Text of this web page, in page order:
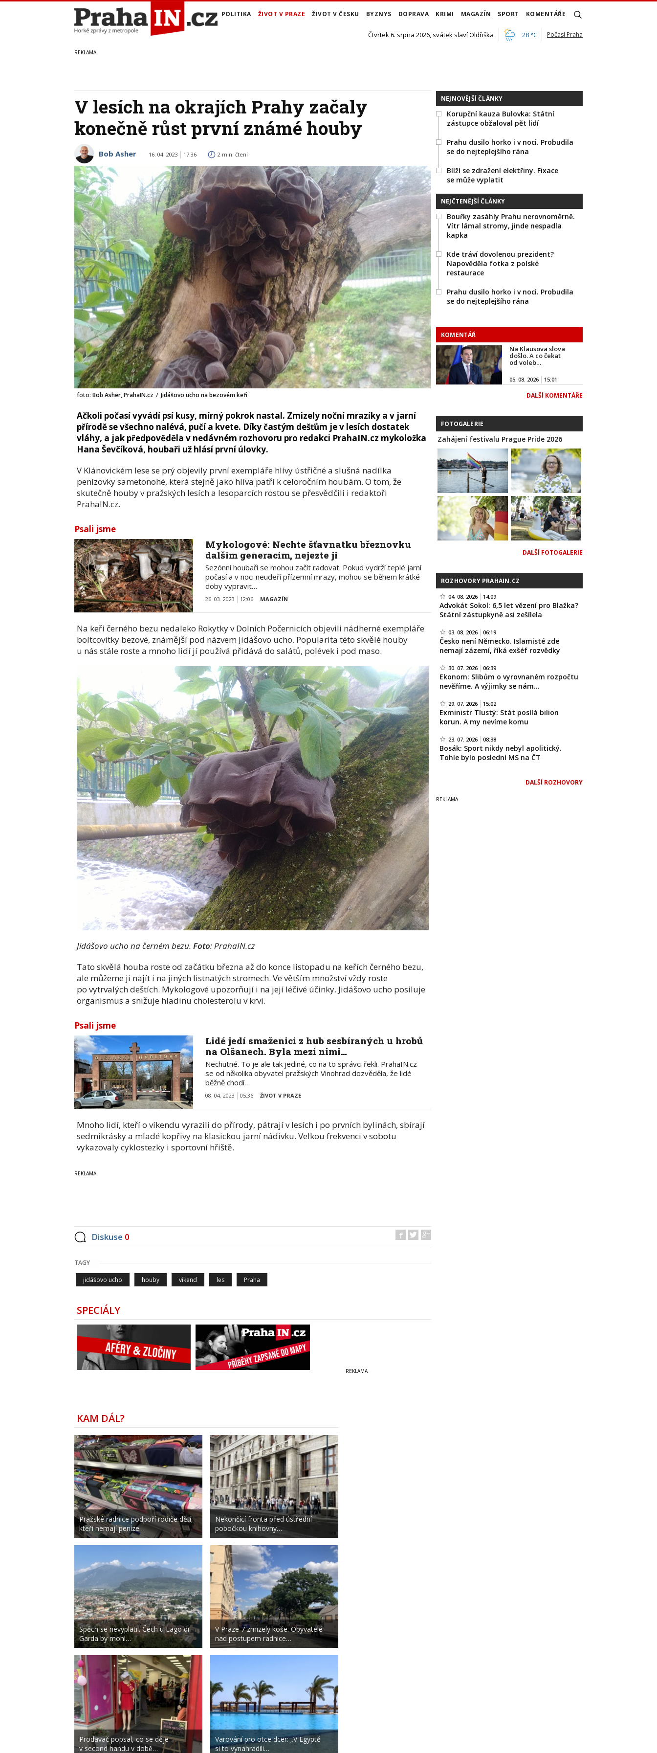
POLITIKA ŽIVOT V PRAZE ŽIVOT V ČESKU BYZNYS DOPRAVA KRIMI MAGAZÍN SPORT KOMENTÁŘE
Čtvrtek 6. srpna 2026, svátek slaví Oldřiška 28 °C Počasí Praha
V lesích na okrajích Prahy začaly
konečně růst první známé houby
Bob Asher 16. 04. 2023 17:36 2 min. čtení
foto: Bob Asher, PrahaIN.cz / Jidášovo ucho na bezovém keři
Ačkoli počasí vyvádí psí kusy, mírný pokrok nastal. Zmizely noční mrazíky a v jarní
přírodě se všechno nalévá, pučí a kvete. Díky častým dešťům je v lesích dostatek
vláhy, a jak předpověděla v nedávném rozhovoru pro redakci PrahaIN.cz mykoložka
Hana Ševčíková, houbaři už hlásí první úlovky.
V Klánovickém lese se prý objevily první exempláře hlívy ústřičné a slušná nadílka
penízovky sametonohé, která stejně jako hlíva patří k celoročním houbám. O tom, že
skutečně houby v pražských lesích a lesoparcích rostou se přesvědčili i redaktoři
PrahaIN.cz.
Psali jsme
Mykologové: Nechte šťavnatku březnovku
dalším generacím, nejezte ji
Sezónní houbaři se mohou začít radovat. Pokud vydrží teplé jarní
počasí a v noci neudeří přízemní mrazy, mohou se během krátké
doby vypravit…
26. 03. 2023 12:06 MAGAZÍN
Na keři černého bezu nedaleko Rokytky v Dolních Počernicích objevili nádherné exempláře
boltcovitky bezové, známější pod názvem Jidášovo ucho. Popularita této skvělé houby
u nás stále roste a mnoho lidí jí používá přidává do salátů, polévek i pod maso.
Jidášovo ucho na černém bezu. Foto: PrahaIN.cz
Tato skvělá houba roste od začátku března až do konce listopadu na keřích černého bezu,
ale můžeme ji najít i na jiných listnatých stromech. Ve větším množství vždy roste
po vytrvalých deštích. Mykologové upozorňují i na její léčivé účinky. Jidášovo ucho posiluje
organismus a snižuje hladinu cholesterolu v krvi.
Psali jsme
Lidé jedí smaženici z hub sesbíraných u hrobů
na Olšanech. Byla mezi nimi…
Nechutné. To je ale tak jediné, co na to správci řekli. PrahaIN.cz
se od několika obyvatel pražských Vinohrad dozvěděla, že lidé
běžně chodí…
08. 04. 2023 05:36 ŽIVOT V PRAZE
Mnoho lidí, kteří o víkendu vyrazili do přírody, pátrají v lesích i po prvních bylinách, sbírají
sedmikrásky a mladé kopřivy na klasickou jarní nádivku. Velkou frekvenci v sobotu
vykazovaly cyklostezky i sportovní hřiště.
Diskuse 0
TAGY
jidášovo ucho houby víkend les Praha
SPECIÁLY
NEJNOVĚJŠÍ ČLÁNKY
Korupční kauza Bulovka: Státní
zástupce obžaloval pět lidí
Prahu dusilo horko i v noci. Probudila
se do nejteplejšího rána
Blíží se zdražení elektřiny. Fixace
se může vyplatit
NEJČTENĚJŠÍ ČLÁNKY
Bouřky zasáhly Prahu nerovnoměrně.
Vítr lámal stromy, jinde nespadla
kapka
Kde tráví dovolenou prezident?
Napověděla fotka z polské
restaurace
Prahu dusilo horko i v noci. Probudila
se do nejteplejšího rána
KOMENTÁŘ
Na Klausova slova
došlo. A co čekat
od voleb…
05. 08. 2026 15:01
DALŠÍ KOMENTÁŘE
FOTOGALERIE
Zahájení festivalu Prague Pride 2026
DALŠÍ FOTOGALERIE
ROZHOVORY PRAHAIN.CZ
04. 08. 2026 14:09
Advokát Sokol: 6,5 let vězení pro Blažka?
Státní zástupkyně asi zešílela
03. 08. 2026 06:19
Česko není Německo. Islamisté zde
nemají zázemí, říká exšéf rozvědky
30. 07. 2026 06:39
Ekonom: Slibům o vyrovnaném rozpočtu
nevěříme. A výjimky se nám…
29. 07. 2026 15:02
Exministr Tlustý: Stát posílá bilion
korun. A my nevíme komu
23. 07. 2026 08:38
Bosák: Sport nikdy nebyl apolitický.
Tohle bylo poslední MS na ČT
DALŠÍ ROZHOVORY
KAM DÁL?
Pražské radnice podpoří rodiče dětí,
kteří nemají peníze…
Spěch se nevyplatil. Čech u Lago di
Garda by mohl…
Prodavač popsal, co se děje
v second handu v době…
Nekončící fronta před ústřední
pobočkou knihovny…
V Praze 7 zmizely koše. Obyvatelé
nad postupem radnice…
Varování pro otce dcer: „V Egyptě
si to vynahradili…